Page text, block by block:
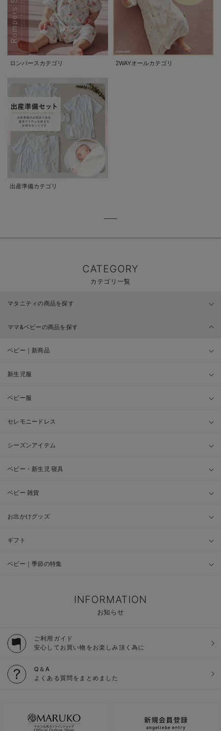
ロンパースカテゴリ 2WAYオールカテゴリ
出産準備カテゴリ
CATEGORY
カテゴリ一覧
マタニティの商品を探す
ママ&ベビーの商品を探す
ベビー｜新商品
新生児服
ベビー服
セレモニードレス
シーズンアイテム
ベビー・新生児 寝具
ベビー 雑貨
お出かけグッズ
ギフト
ベビー｜季節の特集
INFORMATION
お知らせ
ご利用ガイド
安心してお買い物をお楽しみ頂く為に
Q＆A
よくある質問をまとめました